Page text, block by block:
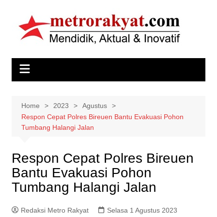
content
Home 2023
Agustus
Respon Cepat Polres Bireuen Bantu Evakuasi Pohon
Tumbang Halangi Jalan
Respon Cepat Polres Bireuen
Bantu Evakuasi Pohon
Tumbang Halangi Jalan
Redaksi Metro Rakyat
Selasa 1 Agustus 2023